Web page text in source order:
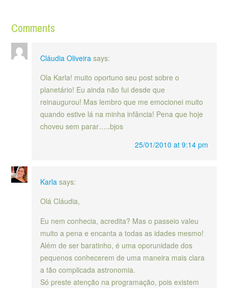
Comments
Cláudia Oliveira says:
Ola Karla! muito oportuno seu post sobre o
planetário! Eu ainda não fui desde que
reinaugurou! Mas lembro que me emocionei muito
quando estive lá na minha infância! Pena que hoje
choveu sem parar…..bjos
25/01/2010 at 9:14 pm
Karla says:
Olá Cláudia,
Eu nem conhecia, acredita? Mas o passeio valeu
muito a pena e encanta a todas as idades mesmo!
Além de ser baratinho, é uma oporunidade dos
pequenos conhecerem de uma maneira mais clara
a tão complicada astronomia.
Só preste atenção na programação, pois existem